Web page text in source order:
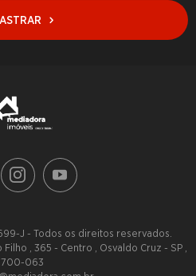
J - Todos os direitos reservados.
, 365 - Centro , Osvaldo Cruz - SP ,
063